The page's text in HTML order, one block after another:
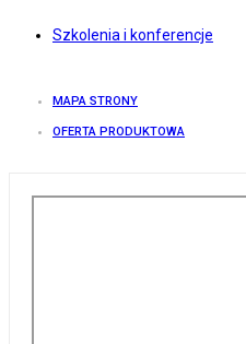
Szkolenia i konferencje
MAPA STRONY
OFERTA PRODUKTOWA